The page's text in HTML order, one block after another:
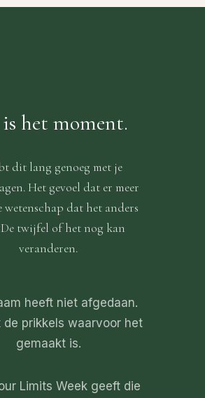
Dit zijn geen mensen die
bij aankomst én vertrek.
het moment.
dit lang genoeg met je
Het gevoel dat er meer
wetenschap dat het anders
twijfel of het nog kan
veranderen.
heeft niet afgedaan.
de prikkels waarvoor het
gemaakt is.
Limits Week geeft die